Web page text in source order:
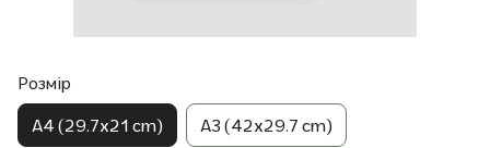
Розмір
A4 (29.7x21 cm) A3 (42x29.7 cm)